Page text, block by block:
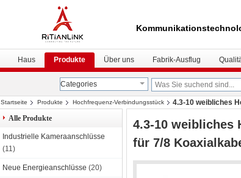
Haus Produkte Über uns Fabrik-Ausflug
Categories
Startseite Produkte Hochfrequenz-Verbindungsstück
4.3-10 weibliches
Alle Produkte
Industrielle Kameraanschlüsse
(11)
Neue Energieanschlüsse (20)
4.3-10 weibliches
für 7/8